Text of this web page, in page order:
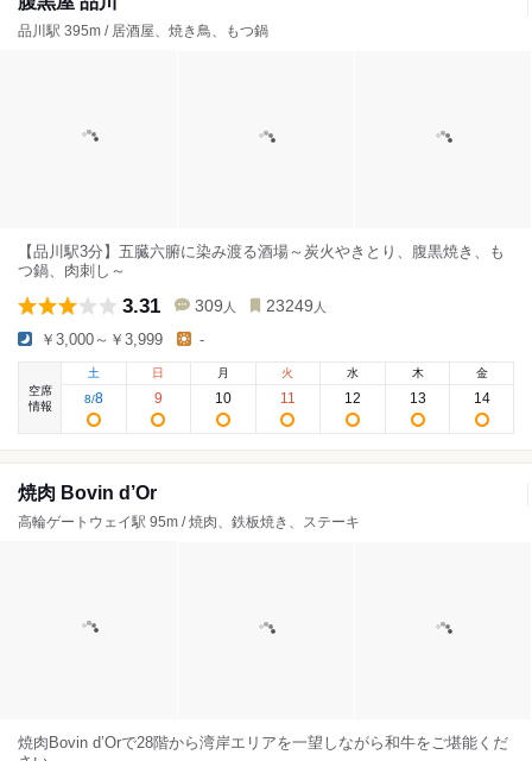
品川駅 395m / 居酒屋、焼き鳥、もつ鍋
【品川駅3分】五臓六腑に染み渡る酒場～炭火やきとり、腹黒焼き、も
つ鍋、肉刺し～
3.31 309 人 23249 人
￥3,000～￥3,999 -
空席
情報
土
8/8
日
9
月
10
火
11
水
12
木
13
金
14
焼肉 Bovin d’Or
高輪ゲートウェイ駅 95m / 焼肉、鉄板焼き、ステーキ
焼肉Bovin d’Orで28階から湾岸エリアを一望しながら和牛をご堪能くだ